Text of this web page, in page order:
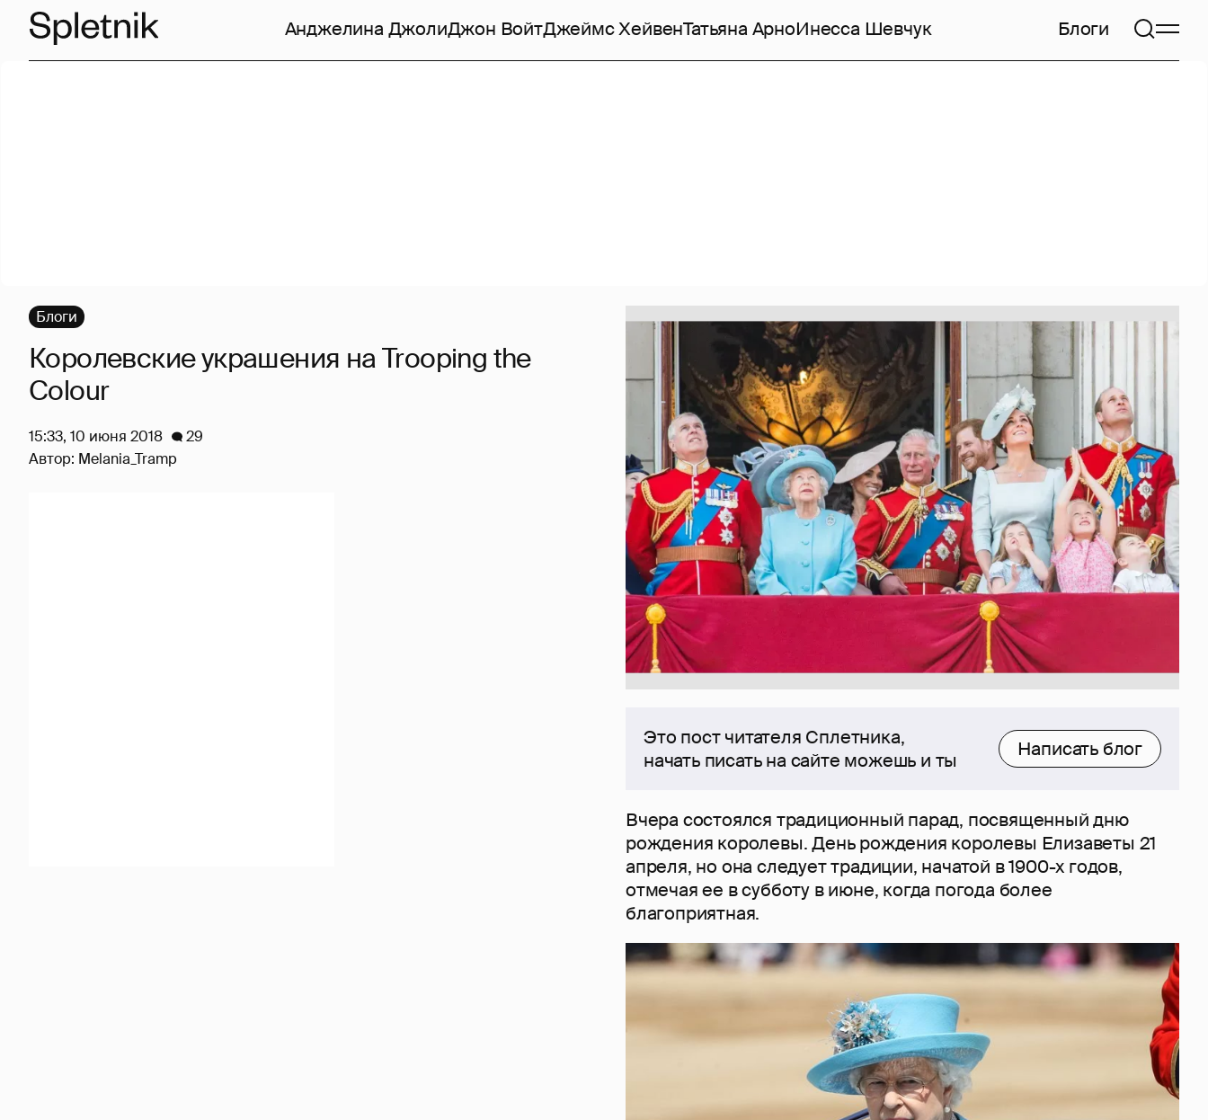
Анджелина ДжолиДжон ВойтДжеймс ХейвенТатьяна АрноИнесса Шевчук Блоги
Это пост читателя Сплетника,
начать писать на сайте можешь и ты
Написать блог
Вчера состоялся традиционный парад, посвященный дню
рождения королевы. День рождения королевы Елизаветы 21
апреля, но она следует традиции, начатой ​​в 1900-х годов,
отмечая ее в субботу в июне, когда погода более
благоприятная.
Блоги
Королевские украшения на Trooping the
Colour
15:33, 10 июня 2018
29
Автор: Melania_Tramp